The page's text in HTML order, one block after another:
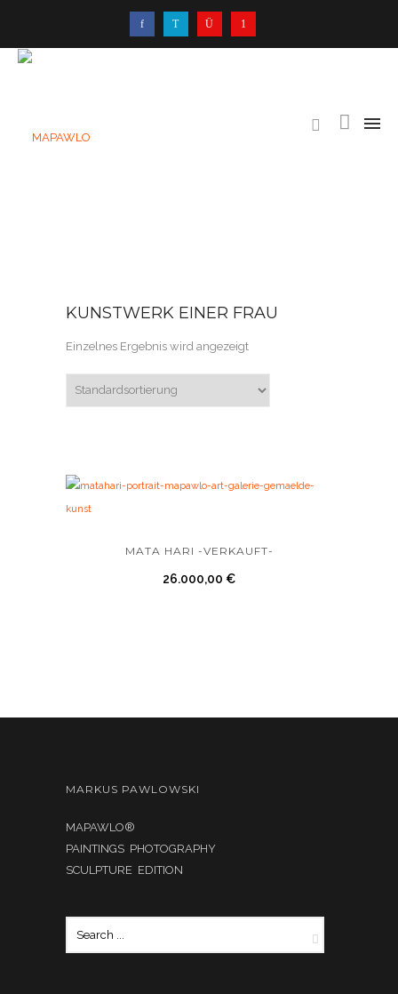
KUNSTWERK EINER FRAU
Einzelnes Ergebnis wird angezeigt
MATA HARI -VERKAUFT-
26.000,00 €
MARKUS PAWLOWSKI
MAPAWLO®
PAINTINGS PHOTOGRAPHY
SCULPTURE EDITION